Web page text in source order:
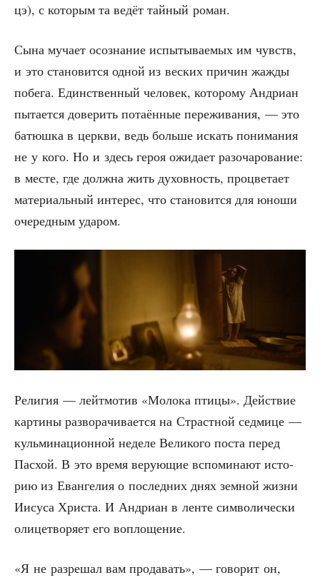
цэ), с кото­рым та ведёт тай­ный роман.
Сына муча­ет осо­зна­ние испы­ты­ва­е­мых им чувств,
и это ста­но­вит­ся одной из вес­ких при­чин жаж­ды
побе­га. Един­ствен­ный чело­век, кото­ро­му Андри­ан
пыта­ет­ся дове­рить пота­ён­ные пере­жи­ва­ния, — это
батюш­ка в церк­ви, ведь боль­ше искать пони­ма­ния
не у кого. Но и здесь героя ожи­да­ет разо­ча­ро­ва­ние:
в месте, где долж­на жить духов­ность, про­цве­та­ет
мате­ри­аль­ный инте­рес, что ста­но­вит­ся для юно­ши
оче­ред­ным ударом.
Рели­гия — лейт­мо­тив «Моло­ка пти­цы». Дей­ствие
кар­ти­ны раз­во­ра­чи­ва­ет­ся на Страст­ной сед­ми­це —
куль­ми­на­ци­он­ной неде­ле Вели­ко­го поста перед
Пас­хой. В это вре­мя веру­ю­щие вспо­ми­на­ют исто­
рию из Еван­ге­лия о послед­них днях зем­ной жиз­ни
Иису­са Хри­ста. И Андри­ан в лен­те сим­во­ли­че­ски
оли­це­тво­ря­ет его воплощение.
«Я не раз­ре­шал вам про­да­вать», — гово­рит он,